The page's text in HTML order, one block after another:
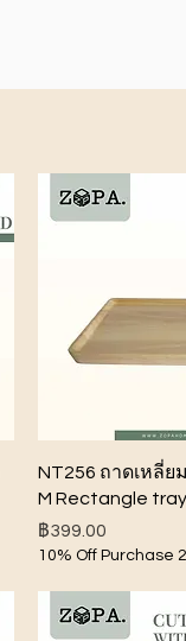
ดูข้อมูล
NT256 ถาดเหลี่ย
M Rectangle tray
ราคา
฿399.00
10% Off Purchase